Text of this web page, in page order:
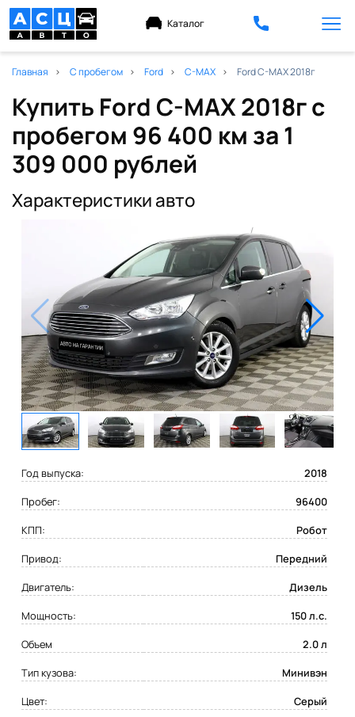
Каталог
Главная С пробегом Ford C-MAX Ford C-MAX 2018г
Купить Ford C-MAX 2018г с
пробегом 96 400 км за 1
309 000 рублей
Характеристики авто
Год выпуска:
2018
Пробег:
96400
КПП:
Робот
Привод:
Передний
Двигатель:
Дизель
Мощность:
150 л.с.
Объем
2.0 л
Тип кузова:
Минивэн
Цвет:
Серый